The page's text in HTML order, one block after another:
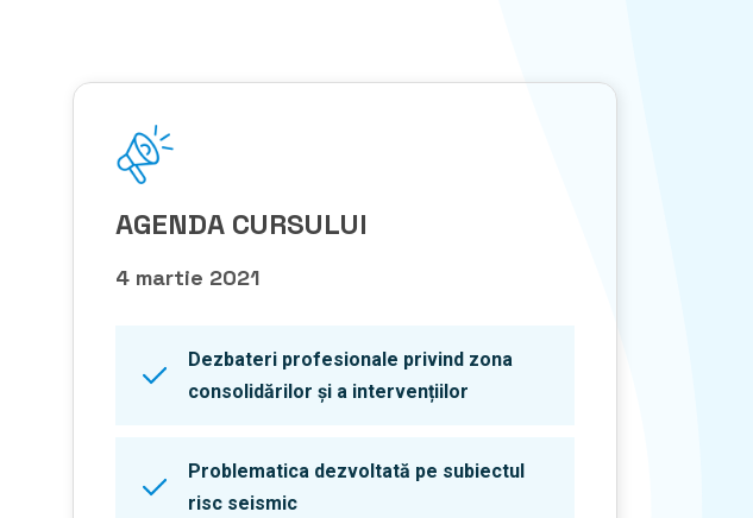
AGENDA CURSULUI
4 martie 2021
Dezbateri profesionale privind zona
consolidărilor și a intervențiilor
Problematica dezvoltată pe subiectul
risc seismic